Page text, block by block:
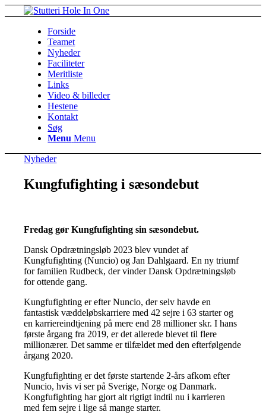
Forside
Teamet
Nyheder
Faciliteter
Meritliste
Links
Video & billeder
Hestene
Kontakt
Søg
Menu Menu
Nyheder
Kungfufighting i sæsondebut
Fredag gør Kungfufighting sin sæsondebut.
Dansk Opdrætningsløb 2023 blev vundet af
Kungfufighting (Nuncio) og Jan Dahlgaard. En ny triumf
for familien Rudbeck, der vinder Dansk Opdrætningsløb
for ottende gang.
Kungfufighting er efter Nuncio, der selv havde en
fantastisk væddeløbskarriere med 42 sejre i 63 starter og
en karriereindtjening på mere end 28 millioner skr. I hans
første årgang fra 2019, er det allerede blevet til flere
millionærer. Det samme er tilfældet med den efterfølgende
årgang 2020.
Kungfufighting er det første startende 2-års afkom efter
Nuncio, hvis vi ser på Sverige, Norge og Danmark.
Kongfufighting har gjort alt rigtigt indtil nu i karrieren
med fem sejre i lige så mange starter.